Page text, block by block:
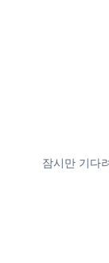
예측 시장
ETF 자금 흐름
CMC 에
스킬 마
사이트 위
잠시만 기다